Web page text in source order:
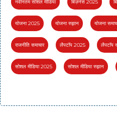
नवीनतम सोशल मीडिया बिज़नेस 2025
योजना 2025 योजना रुझान योजना
राजनीति समाचार लैपटॉप 2025 लैपटॉप
सोशल मीडिया 2025 सोशल मीडिया रुझान